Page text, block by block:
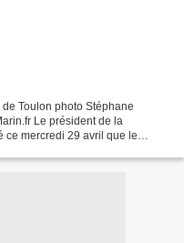
Toulon photo Stéphane
Le président de la
ce mercredi 29 avril que le